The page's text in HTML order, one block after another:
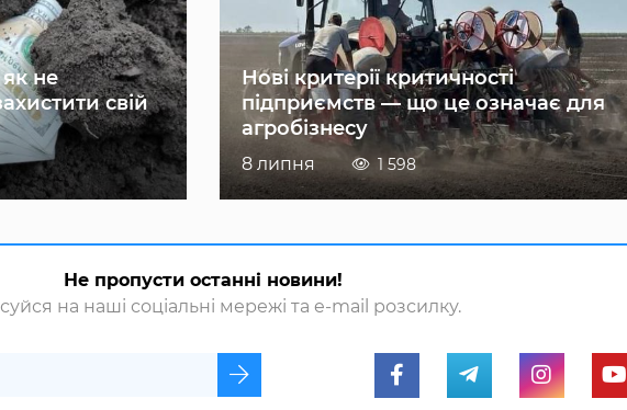
не
свій
Нові критерії критичності
підприємств — що це означає для
агробізнесу
8 липня 1 598
Не пропусти останні новини!
на наші соціальні мережі та e-mail розсилку.